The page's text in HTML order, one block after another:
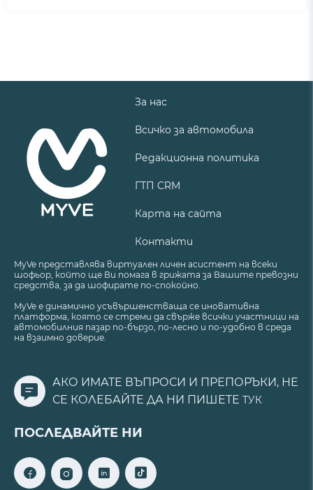
За нас
Всичко за автомобила
Редакционна политика
ГТП CRM
Карта на сайта
Контакти
MyVe представлява виртуален личен асистент на всеки
шофьор, който ще Ви помага в грижата за Вашите превозни
средства, за да шофирате по-спокойно.
MyVe е динамично усъвършенстваща се иновативна
платформа, която се стреми да свърже всички участници на
автомобилния пазар по-бързо, по-лесно и по-удобно в среда
на взаимно доверие.
АКО ИМАТЕ ВЪПРОСИ И ПРЕПОРЪКИ, НЕ
СЕ КОЛЕБАЙТЕ ДА НИ ПИШЕТЕ ТУК
ПОСЛЕДВАЙТЕ НИ